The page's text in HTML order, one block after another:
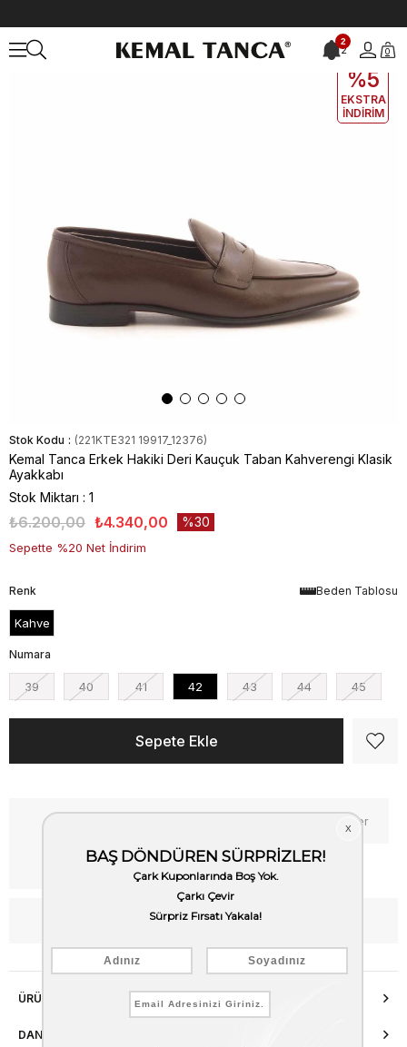
2
2 0
EKLE5
%5
EKSTRA
İNDİRİM
Stok Kodu (221KTE321 19917_12376)
Kemal Tanca Erkek Hakiki Deri Kauçuk Taban Kahverengi Klasik
Ayakkabı
Stok Miktarı : 1
₺6.200,00 ₺4.340,00 30
Sepette %20 Net İndirim
Beden Tablosu
Renk
Kahve
Numara
39 40 41 42 43 44 45
Fiyat Düşünce Haber Ver
Kargo Bedava
WhatsApp’tan Bilgi Al
ÜRÜN ÖZELLIKLERI
DANIŞMA HATTI